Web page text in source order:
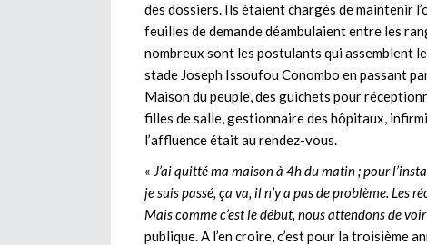
des dossiers. Ils étaient chargés de maintenir
feuilles de demande déambulaient entre les
nombreux sont les postulants qui assemblent
stade Joseph Issoufou Conombo en passant
Maison du peuple, des guichets pour
filles de salle, gestionnaire des hôpitaux,
l’affluence était au rendez-vous.
« J’ai quitté ma maison à 4h du matin ; pour
je suis passé, ça va, il n’y a pas de problème.
Mais comme c’est le début, nous attendons de voir
publique. A l’en croire, c’est pour la troisième